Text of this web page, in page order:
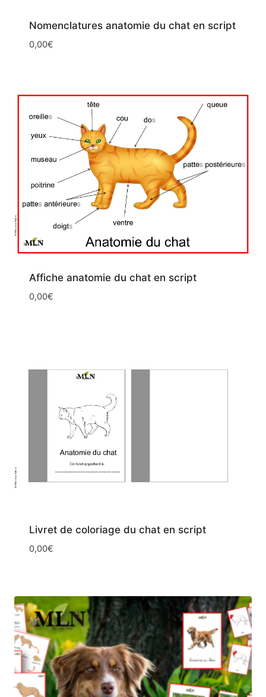
Nomenclatures anatomie du chat en script
0,00€
Affiche anatomie du chat en script
0,00€
Livret de coloriage du chat en script
0,00€